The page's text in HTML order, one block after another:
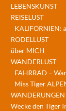
LEBENSKUNST
REISELUST
KALIFORNIEN:
RODELLUST
über MICH
WANDERLUST
FAHRRAD –
Miss Tiger
Wecke den Tiger